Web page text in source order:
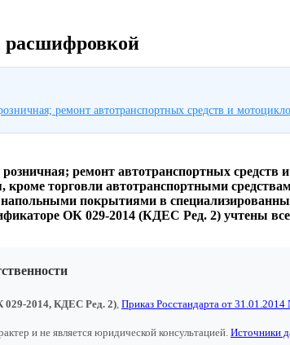
расшифровкой
ремонт автотранспортных средств и
ремонт автотранспортных средств
кроме торговли автотранспортными
покрытиями в
ОК 029-2014 (КДЕС Ред. 2) учтены
2014, КДЕС Ред. 2), Приказ Росстандарта от 31.01.2014
и не является юридической консультацией. Источники